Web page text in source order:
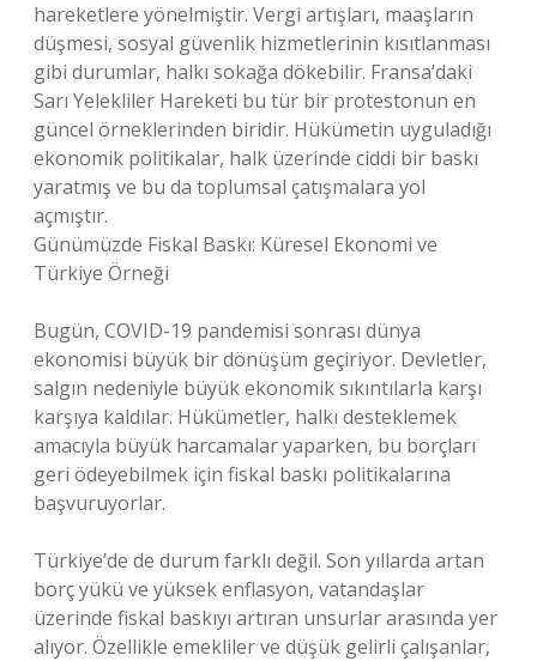
hareketlere yönelmiştir. Vergi artışları, maaşların
düşmesi, sosyal güvenlik hizmetlerinin kısıtlanması
gibi durumlar, halkı sokağa dökebilir. Fransa’daki
Sarı Yelekliler Hareketi bu tür bir protestonun en
güncel örneklerinden biridir. Hükümetin uyguladığı
ekonomik politikalar, halk üzerinde ciddi bir baskı
yaratmış ve bu da toplumsal çatışmalara yol
açmıştır.
Günümüzde Fiskal Baskı: Küresel Ekonomi ve
Türkiye Örneği
Bugün, COVID-19 pandemisi sonrası dünya
ekonomisi büyük bir dönüşüm geçiriyor. Devletler,
salgın nedeniyle büyük ekonomik sıkıntılarla karşı
karşıya kaldılar. Hükümetler, halkı desteklemek
amacıyla büyük harcamalar yaparken, bu borçları
geri ödeyebilmek için fiskal baskı politikalarına
başvuruyorlar.
Türkiye’de de durum farklı değil. Son yıllarda artan
borç yükü ve yüksek enflasyon, vatandaşlar
üzerinde fiskal baskıyı artıran unsurlar arasında yer
alıyor. Özellikle emekliler ve düşük gelirli çalışanlar,